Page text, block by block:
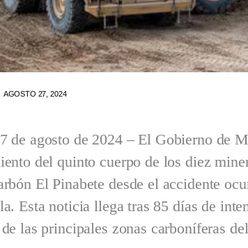
AGOSTO 27, 2024
de agosto de 2024 – El Gobierno de
del quinto cuerpo de los diez
El Pinabete desde el accidente
Esta noticia llega tras 85 días de
las principales zonas carboníferas